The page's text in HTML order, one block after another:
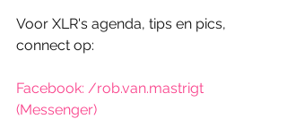
Voor XLR's agenda, tips en pics,
connect op:
Facebook: /rob.van.mastrigt
(Messenger)